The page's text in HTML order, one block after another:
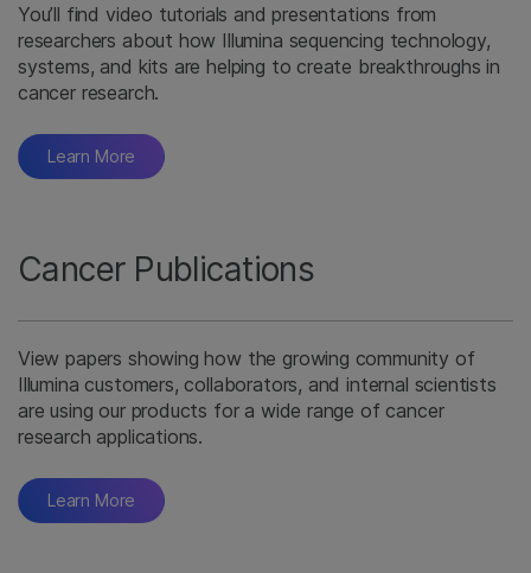
You’ll find video tutorials and presentations from
researchers about how Illumina sequencing technology,
systems, and kits are helping to create breakthroughs in
cancer research.
Learn More
Cancer Publications
View papers showing how the growing community of
Illumina customers, collaborators, and internal scientists
are using our products for a wide range of cancer
research applications.
Learn More